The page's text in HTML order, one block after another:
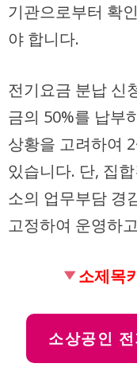
기관으로부터 확
야 합니다.
전기요금 분납 신
금의 50%를 납부
상황을 고려하여
있습니다. 단, 집
소의 업무부담 경
고정하여 운영하
소제목
소상공인